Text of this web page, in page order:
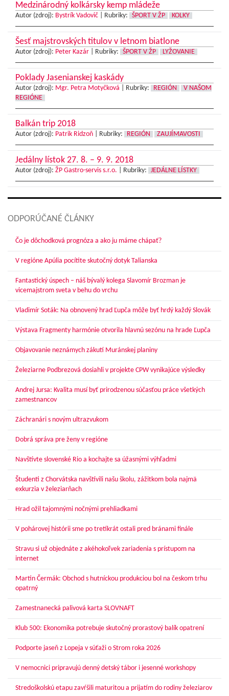
Medzinárodný kolkársky kemp mládeže
Autor (zdroj): Bystrík Vadovič Rubriky: ŠPORT V ŽP KOLKY
Šesť majstrovských titulov v letnom biatlone
Autor (zdroj): Peter Kazár Rubriky: ŠPORT V ŽP LYŽOVANIE
Poklady Jasenianskej kaskády
Autor (zdroj): Mgr. Petra Motyčková Rubriky: REGIÓN
V NAŠOM
REGIÓNE
Balkán trip 2018
Autor (zdroj): Patrik Ridzoň Rubriky: REGIÓN ZAUJÍMAVOSTI
Jedálny lístok 27. 8. – 9. 9. 2018
Autor (zdroj): ŽP Gastro-servis s.r.o. Rubriky: JEDÁLNE LÍSTKY
ODPORÚČANÉ ČLÁNKY
Čo je dôchodková prognóza a ako ju máme chápať?
V regióne Apúlia pocítite skutočný dotyk Talianska
Fantastický úspech – náš bývalý kolega Slavomír Brozman je
vicemajstrom sveta v behu do vrchu
Vladimír Soták: Na obnovený hrad Ľupča môže byť hrdý každý Slovák
Výstava Fragmenty harmónie otvorila hlavnú sezónu na hrade Ľupča
Objavovanie neznámych zákutí Muránskej planiny
Železiarne Podbrezová dosiahli v projekte CPW vynikajúce výsledky
Andrej Jursa: Kvalita musí byť prirodzenou súčasťou práce všetkých
zamestnancov
Záchranári s novým ultrazvukom
Dobrá správa pre ženy v regióne
Navštívte slovenské Rio a kochajte sa úžasnými výhľadmi
Študenti z Chorvátska navštívili našu školu, zážitkom bola najmä
exkurzia v železiarňach
Hrad ožil tajomnými nočnými prehliadkami
V pohárovej histórii sme po tretíkrát ostali pred bránami finále
Stravu si už objednáte z akéhokoľvek zariadenia s prístupom na
internet
Martin Čermák: Obchod s hutníckou produkciou bol na českom trhu
opatrný
Zamestnanecká palivová karta SLOVNAFT
Klub 500: Ekonomika potrebuje skutočný prorastový balík opatrení
Podporte jaseň z Lopeja v súťaži o Strom roka 2026
V nemocnici pripravujú denný detský tábor i jesenné workshopy
Stredoškolskú etapu zavŕšili maturitou a prijatím do rodiny železiarov